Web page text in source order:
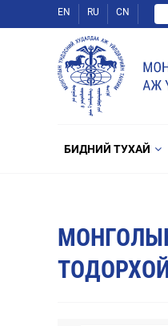
EN RU CN
БИДНИЙ ТУХАЙ